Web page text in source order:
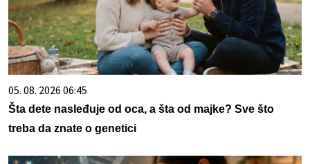
05. 08. 2026 06:45
Šta dete nasleđuje od oca, a šta od majke? Sve što
treba da znate o genetici